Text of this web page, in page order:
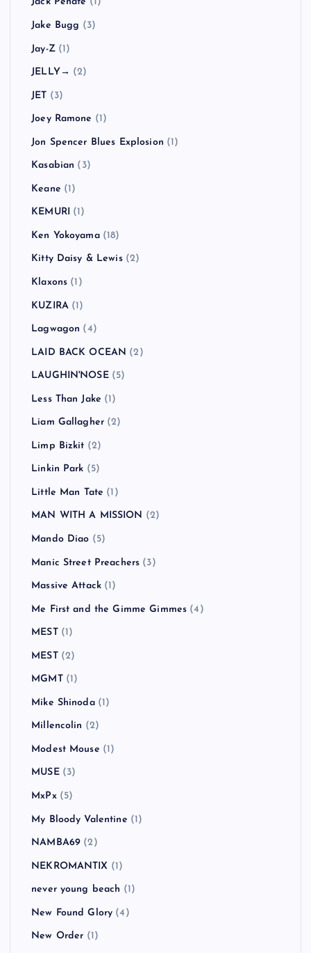
Jake Bugg (3)
Jay-Z(1)
JELLY→ (2)
JET (3)
Joey Ramone (1)
Jon Spencer Blues Explosion (1)
Kasabian (3)
Keane (1)
KEMURI (1)
Ken Yokoyama(18)
Kitty Daisy & Lewis(2)
Klaxons (1)
KUZIRA(1)
Lagwagon (4)
LAID BACK OCEAN (2)
LAUGHIN'NOSE(5)
Less Than Jake (1)
Liam Gallagher (2)
Limp Bizkit (2)
Linkin Park (5)
Little Man Tate (1)
MAN WITH A MISSION (2)
Mando Diao (5)
Manic Street Preachers (3)
Massive Attack (1)
Me First and the Gimme Gimmes (4)
MEST(1)
MEST(2)
MGMT(1)
Mike Shinoda(1)
Millencolin (2)
Modest Mouse (1)
MUSE(3)
MxPx(5)
My Bloody Valentine (1)
NAMBA69 (2)
NEKROMANTIX (1)
never young beach (1)
New Found Glory (4)
New Order (1)